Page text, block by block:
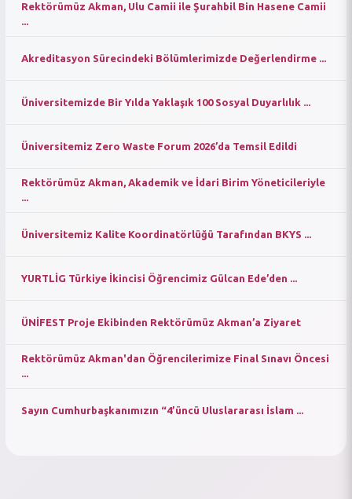
Rektörümüz Akman, Ulu Camii ile Şurahbil Bin Hasene Camii
...
Akreditasyon Sürecindeki Bölümlerimizde Değerlendirme ...
Üniversitemizde Bir Yılda Yaklaşık 100 Sosyal Duyarlılık ...
Üniversitemiz Zero Waste Forum 2026’da Temsil Edildi
Rektörümüz Akman, Akademik ve İdari Birim Yöneticileriyle
...
Üniversitemiz Kalite Koordinatörlüğü Tarafından BKYS ...
YURTLİG Türkiye İkincisi Öğrencimiz Gülcan Ede’den ...
ÜNİFEST Proje Ekibinden Rektörümüz Akman’a Ziyaret
Rektörümüz Akman'dan Öğrencilerimize Final Sınavı Öncesi
...
Sayın Cumhurbaşkanımızın “4’üncü Uluslararası İslam ...